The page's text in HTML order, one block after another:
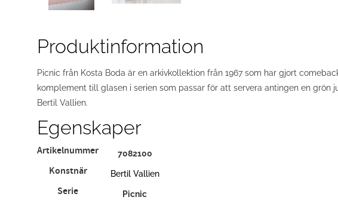
Produktinformation
Picnic från Kosta Boda är en arkivkollektion från 1967 som har gjort
komplement till glasen i serien som passar för att servera antingen en
Bertil Vallien.
Egenskaper
Artikelnummer 7082100
Konstnär Bertil Vallien
Serie Picnic